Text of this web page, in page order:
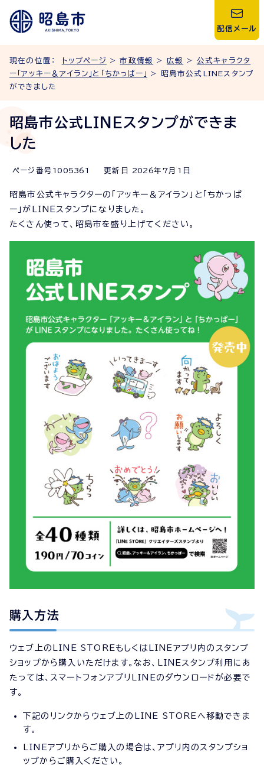
配信メール
現在の位置： トップページ >市政情報 > 広報 > 公式キャラクタ
ー「アッキー＆アイラン」と「ちかっぱー」
> 昭島市公式LINEスタンプ
ができました
昭島市公式LINEスタンプができま
した
ページ番号 1005361 更新日 2026年7月1日
昭島市公式キャラクターの「アッキー＆アイラン」と「ちかっぱ
ー」がLINEスタンプになりました。
たくさん使って、昭島市を盛り上げてください。
購入方法
ウェブ上のLINE STOREもしくはLINEアプリ内のスタンプ
ショップから購入いただけます。なお、LINEスタンプ利用にあ
たっては、スマートフォンアプリLINEのダウンロードが必要で
す。
下記のリンクからウェブ上のLINE STOREへ移動できま
す。
LINEアプリからご購入の場合は、アプリ内のスタンプショ
ップからご購入ください。